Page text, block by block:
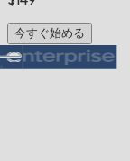
今すぐ始める